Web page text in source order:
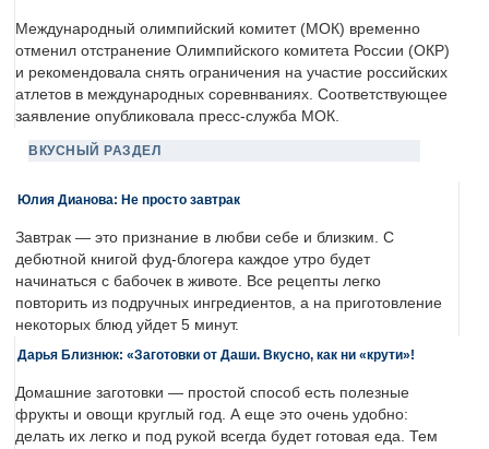
Международный олимпийский комитет (МОК) временно
отменил отстранение Олимпийского комитета России (ОКР)
и рекомендовала снять ограничения на участие российских
атлетов в международных соревнваниях. Соответствующее
заявление опубликовала пресс-служба МОК.
ВКУСНЫЙ РАЗДЕЛ
Юлия Дианова: Не просто завтрак
Завтрак — это признание в любви себе и близким. С
дебютной книгой фуд-блогера каждое утро будет
начинаться с бабочек в животе. Все рецепты легко
повторить из подручных ингредиентов, а на приготовление
некоторых блюд уйдет 5 минут.
Дарья Близнюк: «Заготовки от Даши. Вкусно, как ни «крути»!
Домашние заготовки — простой способ есть полезные
фрукты и овощи круглый год. А еще это очень удобно:
делать их легко и под рукой всегда будет готовая еда. Тем